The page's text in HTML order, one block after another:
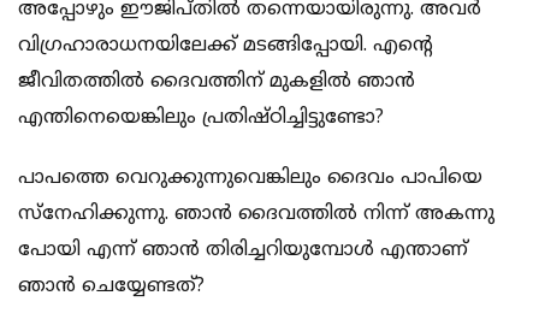
അപ്പോഴും ഈജിപ്തില്‍ തന്നെയായിരുന്നു. അവര്‍
വിഗ്രഹാരാധനയിലേക്ക് മടങ്ങിപ്പോയി. എന്റെ
ജീവിതത്തില്‍ ദൈവത്തിന് മുകളില്‍ ഞാന്‍
എന്തിനെയെങ്കിലും പ്രതിഷ്ഠിച്ചിട്ടുണ്ടോ?
പാപത്തെ വെറുക്കുന്നുവെങ്കിലും ദൈവം പാപിയെ
സ്‌നേഹിക്കുന്നു. ഞാന്‍ ദൈവത്തില്‍ നിന്ന് അകന്നു
പോയി എന്ന് ഞാന്‍ തിരിച്ചറിയുമ്പോള്‍ എന്താണ്
ഞാന്‍ ചെയ്യേണ്ടത്?